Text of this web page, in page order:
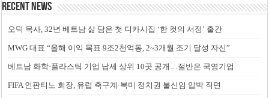
Recent News
오덕 목사, 32년 베트남 삶 담은 첫 디카시집 ‘한 컷의 서정’ 출간
MWG 대표 “올해 이익 목표 9조2천억동, 2~3개월 조기 달성 자신”
베트남 화학·플라스틱 기업 납세 상위 10곳 공개…절반은 국영기업
FIFA 인판티노 회장, 유럽 축구계·북미 정치권 불신임 압박 직면